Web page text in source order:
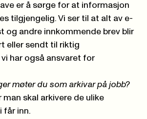
er å sørge for at informasjon
tilgjengelig. Vi ser til at alt av e-
og andre innkommende brev blir
eller sendt til riktig
har også ansvaret for
møter du som arkivar på jobb?
skal arkivere de ulike
får inn.